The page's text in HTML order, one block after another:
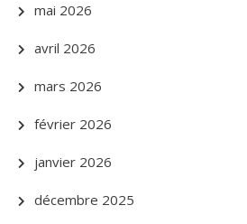
mai 2026
avril 2026
mars 2026
février 2026
janvier 2026
décembre 2025